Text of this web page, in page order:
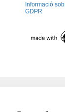
Informació
GDPR